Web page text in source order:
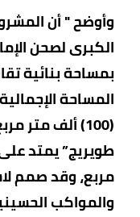
وأوضح " أن
الكبرى لصحن
المساحة
(100) ألف متر
مربع، وقد صمم
والمواكب